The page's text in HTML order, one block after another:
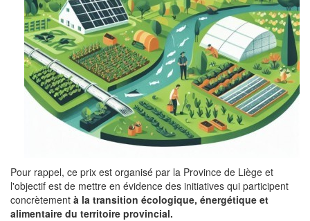
Pour rappel, ce prix est organisé par la Province de Liège et
l'objectif est de mettre en évidence des initiatives qui participent
concrètement à la transition écologique, énergétique et
alimentaire du territoire provincial.